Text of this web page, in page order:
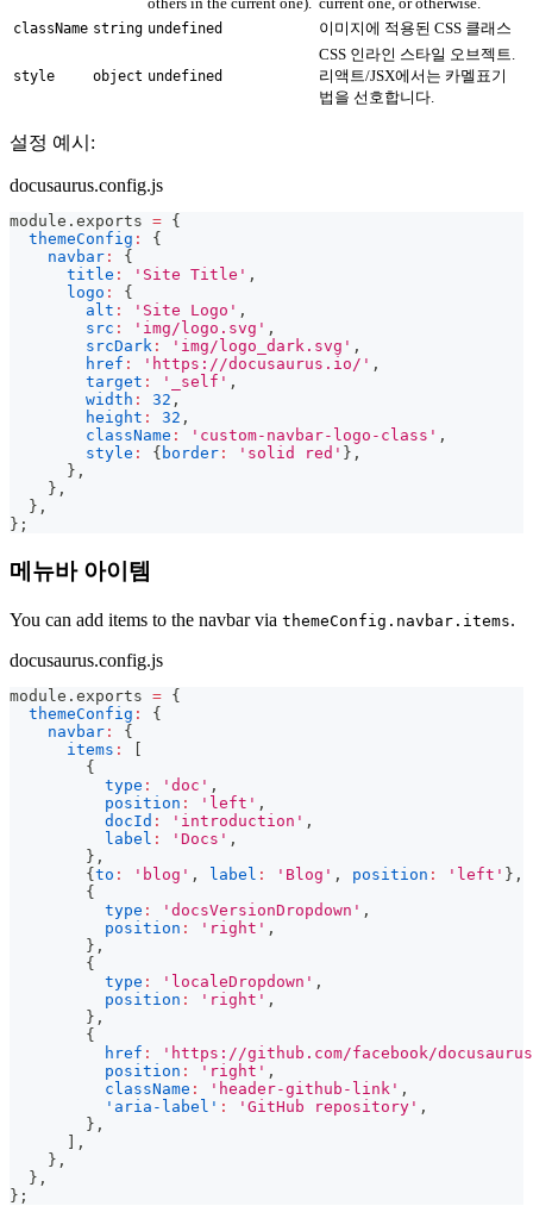
className string undefined 이미지에 적용된 CSS 클래스
style object undefined
CSS 인라인 스타일 오브젝트.
리액트/JSX에서는 카멜표기
법을 선호합니다.
설정 예시:
docusaurus.config.js
module . exports = {
themeConfig :
{
navbar :
{
title : 'Site Title' ,
logo :
{
alt : 'Site Logo' ,
src : 'img/logo.svg' ,
srcDark : 'img/logo_dark.svg' ,
href : 'https://docusaurus.io/' ,
target : '_self' ,
width : 32 ,
height : 32 ,
className : 'custom-navbar-logo-class' ,
style : { border : 'solid red' } ,
} ,
} ,
} ,
} ;
메뉴바 아이템
You can add items to the navbar via themeConfig.navbar.items.
docusaurus.config.js
module . exports = {
themeConfig :
{
navbar :
{
items :
[
{
type : 'doc' ,
position : 'left' ,
docId : 'introduction' ,
label : 'Docs' ,
} ,
{to : 'blog' , label : 'Blog' , position : 'left' } ,
{
type : 'docsVersionDropdown' ,
position : 'right' ,
} ,
{
type : 'localeDropdown' ,
position : 'right' ,
} ,
{
href :
'https://github.com/facebook/
position : 'right' ,
className : 'header-github-link' ,
'aria-label' : 'GitHub repository' ,
} ,
] ,
} ,
} ,
} ;